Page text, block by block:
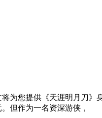
您提供《天涯明月刀》
但作为一名资深游侠，